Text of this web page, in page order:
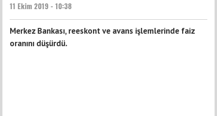
11 Ekim 2019 - 10:38
Merkez Bankası, reeskont ve avans işlemlerinde faiz
oranını düşürdü.